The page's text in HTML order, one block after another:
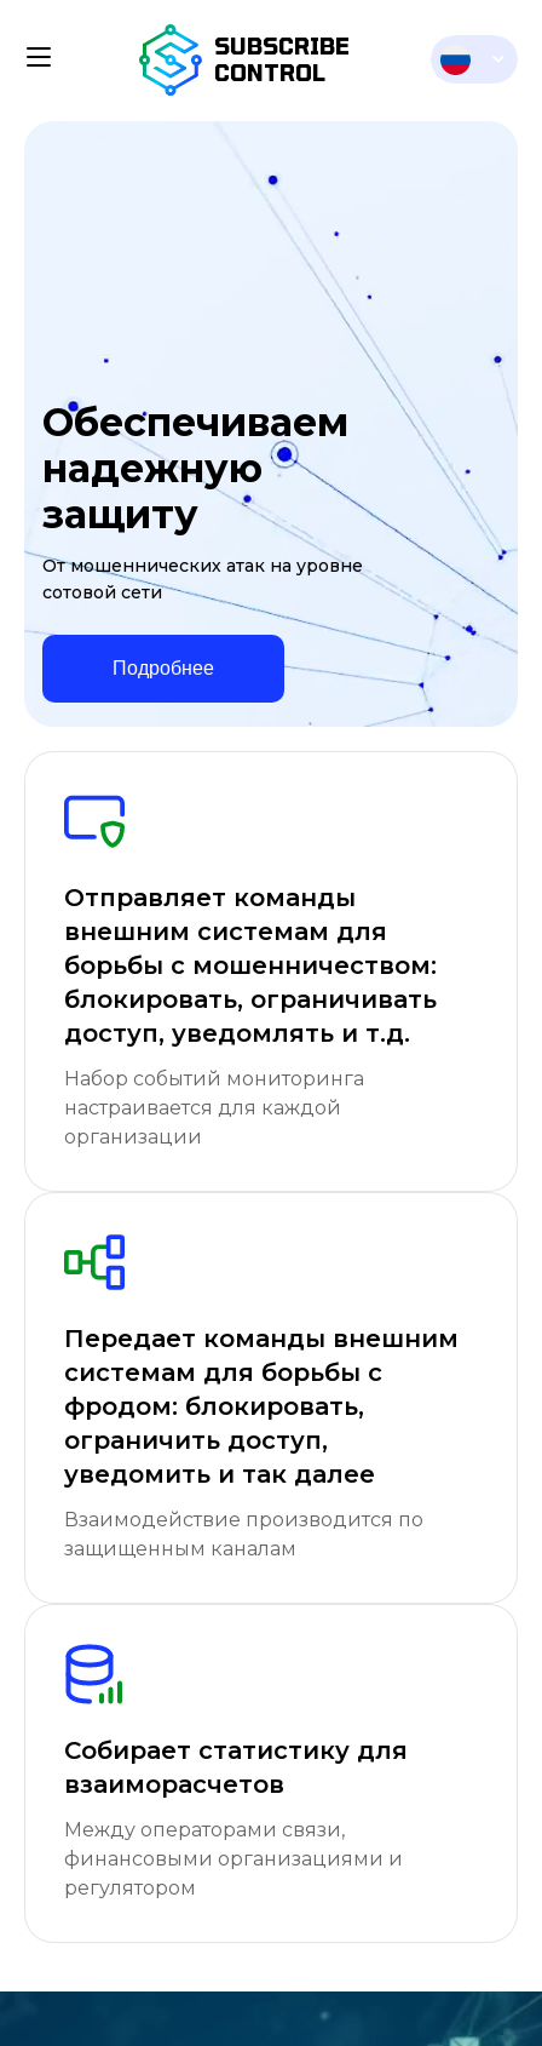
SUBSCRIBE
CONTROL
Обеспечиваем
надежную
защиту
От мошеннических атак на уровне
сотовой сети
Подробнее
Отправляет команды
внешним системам для
борьбы с мошенничеством:
блокировать, ограничивать
доступ, уведомлять и т.д.
Набор событий мониторинга
настраивается для каждой
организации
Передает команды внешним
системам для борьбы с
фродом: блокировать,
ограничить доступ,
уведомить и так далее
Взаимодействие производится по
защищенным каналам
Собирает статистику для
взаиморасчетов
Между операторами связи,
финансовыми организациями и
регулятором